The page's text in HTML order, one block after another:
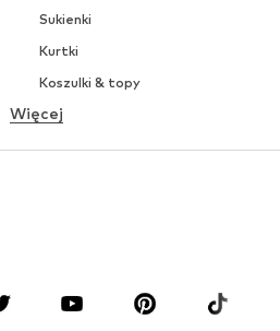
Sukienki
Kurtki
Koszulki & topy
Bielizna
Bluzki & koszule
Premium
Więcej